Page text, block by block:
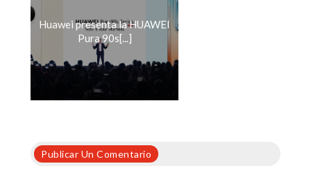
Huawei presenta la HUAWEI
Pura 90s[...]
Publicar Un Comentario